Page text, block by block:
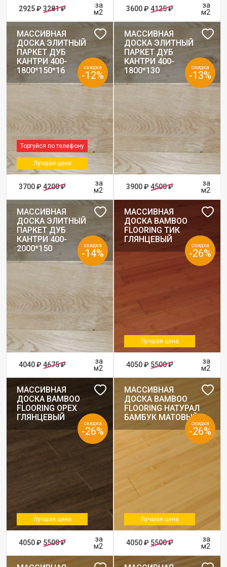
2925 ₽ 3281 ₽
за
м2
3600 ₽ 4125 ₽
за
м2
МАССИВНАЯ
ДОСКА ЭЛИТНЫЙ
ПАРКЕТ ДУБ
КАНТРИ 400-
1800*150*16
Торгуйся по телефону
Лучшая цена
скидка
-12%
3700 ₽ 4200 ₽
за
м2
МАССИВНАЯ
ДОСКА ЭЛИТНЫЙ
ПАРКЕТ ДУБ
КАНТРИ 400-
1800*130
скидка
-13%
3900 ₽ 4500 ₽
за
м2
МАССИВНАЯ
ДОСКА ЭЛИТНЫЙ
ПАРКЕТ ДУБ
КАНТРИ 400-
2000*150
скидка
-14%
4040 ₽ 4675 ₽
за
м2
МАССИВНАЯ
ДОСКА BAMBOO
FLOORING ТИК
ГЛЯНЦЕВЫЙ
Лучшая цена
скидка
-26%
4050 ₽ 5500 ₽
за
м2
МАССИВНАЯ
ДОСКА BAMBOO
FLOORING ОРЕХ
ГЛЯНЦЕВЫЙ
Лучшая цена
скидка
-26%
4050 ₽ 5500 ₽
за
м2
МАССИВНАЯ
ДОСКА BAMBOO
FLOORING НАТУРАЛ
БАМБУК МАТОВЫЙ
Лучшая цена
скидка
-26%
4050 ₽ 5500 ₽
за
м2